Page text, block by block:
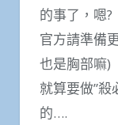
的事了，嗯?
官方請準備
也是胸部嘛)
就算要做”殺
的….